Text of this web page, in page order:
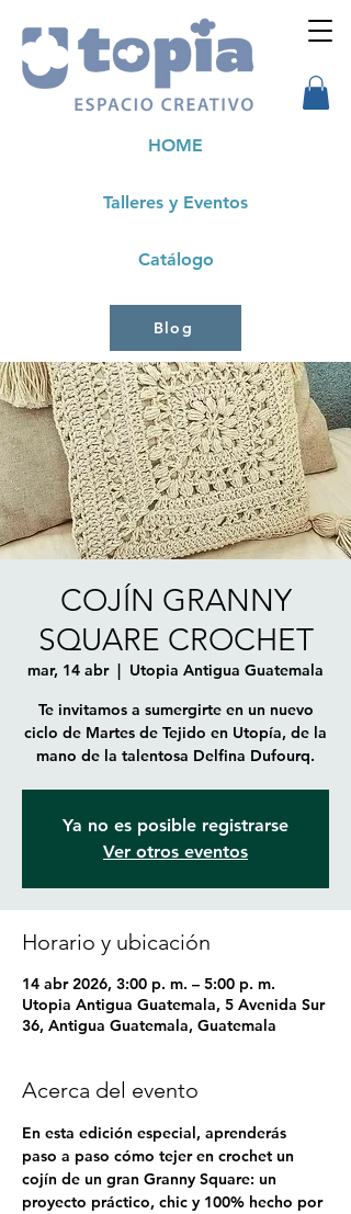
Talleres y Eventos
HOME
Catálogo
Blog
COJÍN GRANNY
SQUARE CROCHET
mar, 14 abr
  |
Utopia Antigua Guatemala
Te invitamos a sumergirte en un nuevo
ciclo de Martes de Tejido en Utopía, de la
mano de la talentosa Delfina Dufourq.
Ya no es posible registrarse
Ver otros eventos
Horario y ubicación
14 abr 2026, 3:00 p. m. – 5:00 p. m.
Utopia Antigua Guatemala, 5 Avenida Sur
36, Antigua Guatemala, Guatemala
Acerca del evento
En esta edición especial, aprenderás
paso a paso cómo tejer en crochet un
cojín de un gran Granny Square: un
proyecto práctico, chic y 100% hecho por